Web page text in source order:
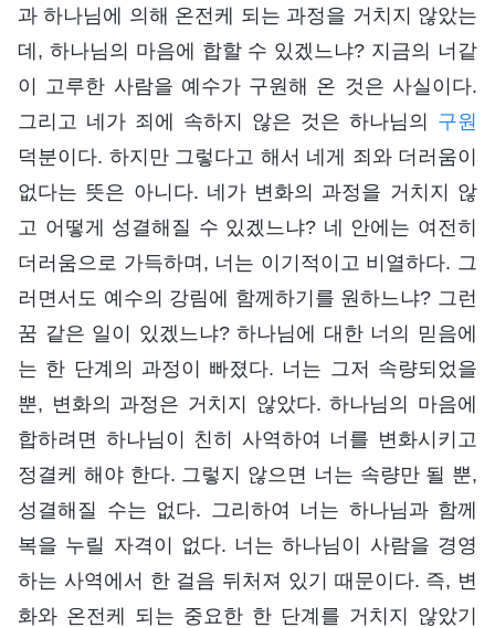
과 하나님에 의해 온전케 되는 과정을 거치지 않았는
데, 하나님의 마음에 합할 수 있겠느냐? 지금의 너같
이 고루한 사람을 예수가 구원해 온 것은 사실이다.
그리고 네가 죄에 속하지 않은 것은 하나님의 구원
덕분이다. 하지만 그렇다고 해서 네게 죄와 더러움이
없다는 뜻은 아니다. 네가 변화의 과정을 거치지 않
고 어떻게 성결해질 수 있겠느냐? 네 안에는 여전히
더러움으로 가득하며, 너는 이기적이고 비열하다. 그
러면서도 예수의 강림에 함께하기를 원하느냐? 그런
꿈 같은 일이 있겠느냐? 하나님에 대한 너의 믿음에
는 한 단계의 과정이 빠졌다. 너는 그저 속량되었을
뿐, 변화의 과정은 거치지 않았다. 하나님의 마음에
합하려면 하나님이 친히 사역하여 너를 변화시키고
정결케 해야 한다. 그렇지 않으면 너는 속량만 될 뿐,
성결해질 수는 없다. 그리하여 너는 하나님과 함께
복을 누릴 자격이 없다. 너는 하나님이 사람을 경영
하는 사역에서 한 걸음 뒤처져 있기 때문이다. 즉, 변
화와 온전케 되는 중요한 한 단계를 거치지 않았기